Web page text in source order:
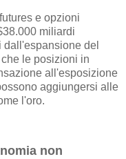
e opzioni
miliardi
dall'espansione del
le posizioni in
all'esposizione
aggiungersi alle
l'oro.
non